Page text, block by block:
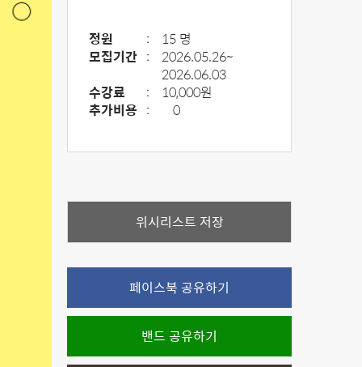
정원 :
15 명
모집기간 :
2026.05.26~
2026.06.03
수강료
:
10,000원
추가비용 : 0
위시리스트 저장
페이스북 공유하기
밴드 공유하기